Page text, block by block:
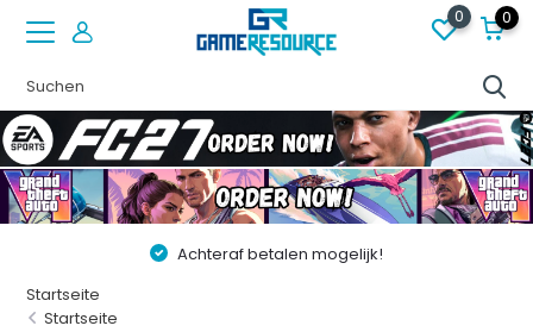
0 0
Achteraf betalen mogelijk!
Startseite
Startseite